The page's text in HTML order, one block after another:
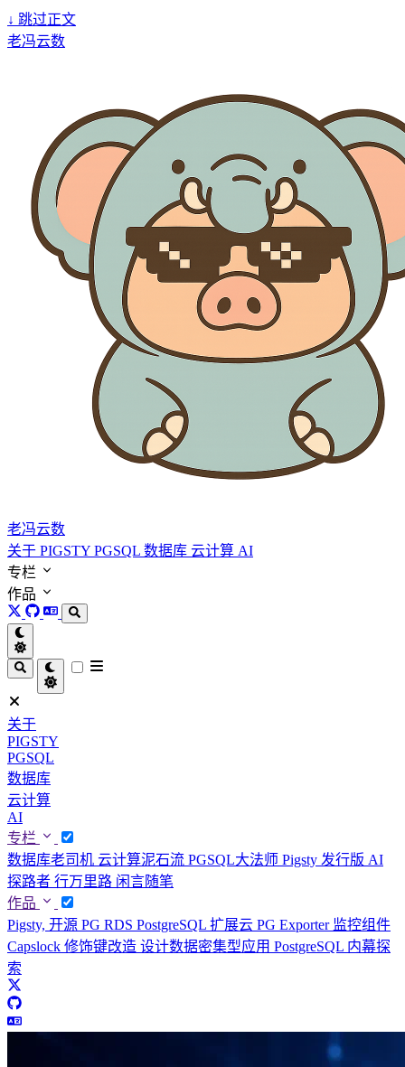
↓ 跳过正文
老冯云数
老冯云数
关于 PIGSTY PGSQL 数据库 云计算 AI
专栏
作品
关于
PIGSTY
PGSQL
数据库
云计算
AI
专栏
数据库老司机 云计算泥石流 PGSQL大法师 Pigsty 发行版 AI
探路者 行万里路 闲言随笔
作品
Pigsty, 开源 PG RDS PostgreSQL 扩展云 PG Exporter 监控组件
Capslock 修饰键改造 设计数据密集型应用 PostgreSQL 内幕探
索